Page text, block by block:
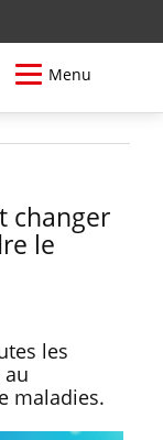
Menu
changer
le
les
maladies.